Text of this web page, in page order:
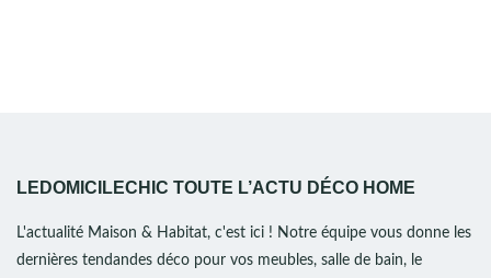
LEDOMICILECHIC TOUTE L’ACTU DÉCO HOME
L'actualité Maison & Habitat, c'est ici ! Notre équipe vous donne les
dernières tendandes déco pour vos meubles, salle de bain, le